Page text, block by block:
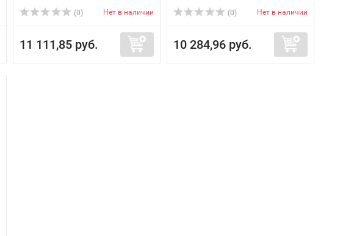
(0) Нет в наличии
11 111,85 руб.
(0) Нет в наличии
10 284,96 руб.